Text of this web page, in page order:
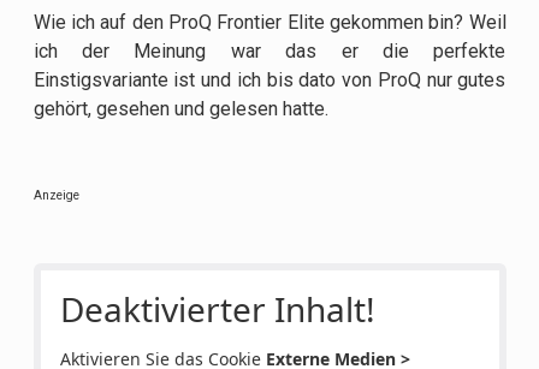
Wie ich auf den ProQ Frontier Elite gekommen bin? Weil
ich der Meinung war das er die perfekte
Einstigsvariante ist und ich bis dato von ProQ nur gutes
gehört, gesehen und gelesen hatte.
Anzeige
Deaktivierter Inhalt!
Aktivieren Sie das Cookie Externe Medien >